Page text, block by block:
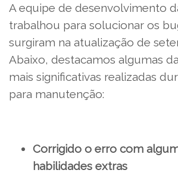
A equipe de desenvolvimento
trabalhou para solucionar os
surgiram na atualização de
Abaixo, destacamos algumas
mais significativas realizadas
para manutenção:
Corrigido o erro com
habilidades extras